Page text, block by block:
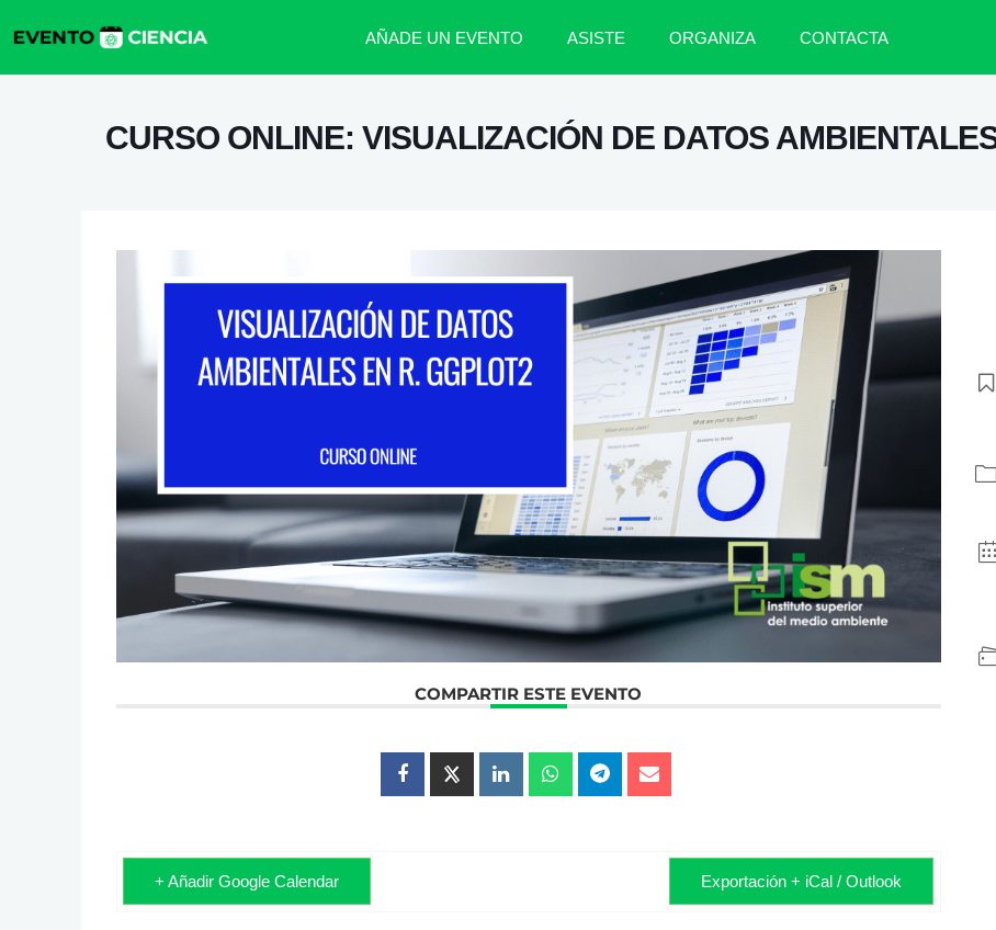
AÑADE UN EVENTO ASISTE ORGANIZA CONTACTA
CURSO ONLINE: VISUALIZACIÓN DE DATOS
COMPARTIR ESTE EVENTO
+ Añadir Google Calendar Exportación + iCal / Outlook